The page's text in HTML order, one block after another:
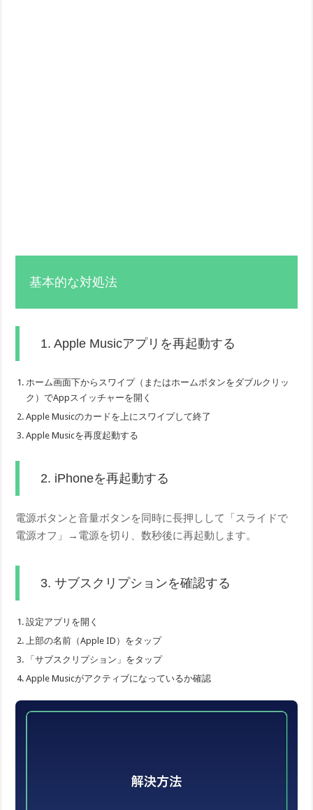
基本的な対処法
1. Apple Musicアプリを再起動する
ホーム画面下からスワイプ（またはホームボタンをダブルクリッ
ク）でAppスイッチャーを開く
Apple Musicのカードを上にスワイプして終了
Apple Musicを再度起動する
2. iPhoneを再起動する
電源ボタンと音量ボタンを同時に長押しして「スライドで
電源オフ」→電源を切り、数秒後に再起動します。
3. サブスクリプションを確認する
設定アプリを開く
上部の名前（Apple ID）をタップ
「サブスクリプション」をタップ
Apple Musicがアクティブになっているか確認